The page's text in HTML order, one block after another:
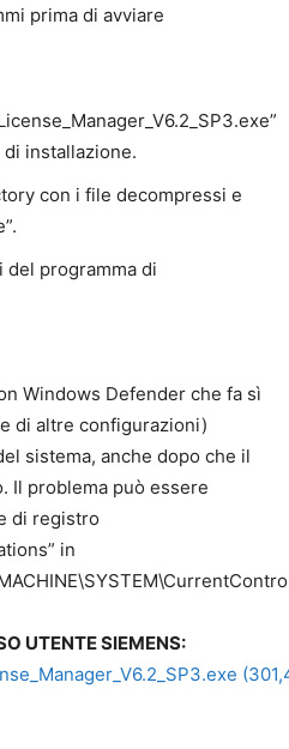
prima di avviare
installazione.
con i file decompressi e
del programma di
Windows Defender che fa sì
di altre configurazioni)
sistema, anche dopo che il
Il problema può essere
di registro
in
UTENTE SIEMENS: